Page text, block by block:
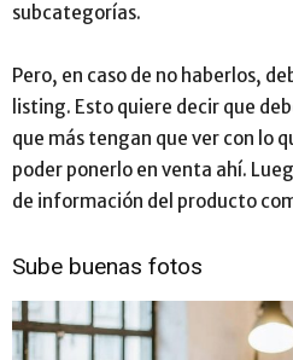
subcategorías.
Pero, en caso de no haberlos,
listing. Esto quiere decir que
que más tengan que ver con lo
poder ponerlo en venta ahí.
de información del producto
Sube buenas fotos